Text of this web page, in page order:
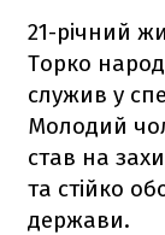
21-річний
Торко
служив у
Молодий
став на
та стійко
держави.